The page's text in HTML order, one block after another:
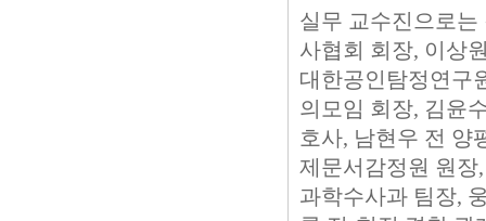
실무 교수진으로
사협회 회장, 이상
대한공인탐정연구
의모임 회장, 김윤
호사, 남현우 전 양
제문서감정원 원
과학수사과 팀장,